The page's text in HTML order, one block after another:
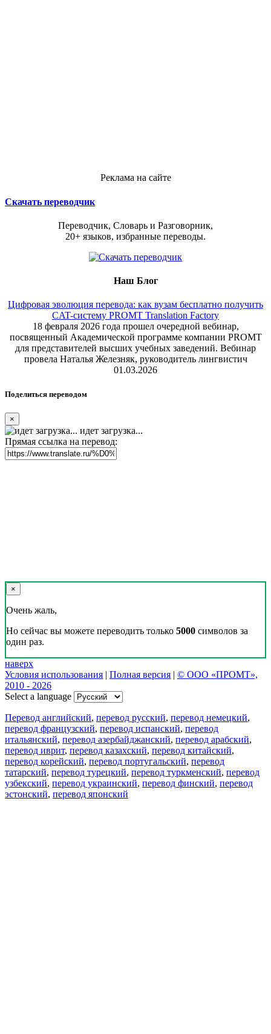
Реклама на сайте
Скачать переводчик
Переводчик, Словарь и Разговорник,
20+ языков, избранные переводы.
Наш Блог
Цифровая эволюция перевода: как вузам бесплатно получить
CAT-систему PROMT Translation Factory
18 февраля 2026 года прошел очередной вебинар,
посвященный Академической программе компании PROMT
для представителей высших учебных заведений. Вебинар
провела Наталья Железняк, руководитель лингвистич
01.03.2026
Поделиться переводом
×
идет загрузка...
Прямая ссылка на перевод:
×
Очень жаль,
Но сейчас вы можете переводить только 5000 символов за
один раз.
наверх
Условия использования | Полная версия | © ООО «ПРОМТ»,
2010 - 2026
Select a language
Перевод английский, перевод русский, перевод немецкий,
перевод французский, перевод испанский, перевод
итальянский, перевод азербайджанский, перевод арабский,
перевод иврит, перевод казахский, перевод китайский,
перевод корейский, перевод португальский, перевод
татарский, перевод турецкий, перевод туркменский, перевод
узбекский, перевод украинский, перевод финский, перевод
эстонский, перевод японский